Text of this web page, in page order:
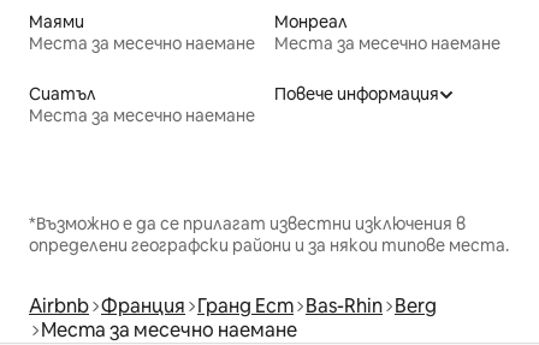
Маями
Места за месечно наемане
Монреал
Места за месечно наемане
Сиатъл
Места за месечно наемане
Повече информация
*Възможно е да се прилагат известни изключения в
определени географски райони и за някои типове места.
Airbnb Франция Гранд Ест Bas-Rhin Berg
Места за месечно наемане